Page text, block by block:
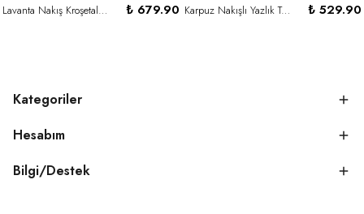
Lavanta Nakış Kroşetalı 3 Parça Tulum Set-EKRU ₺ 679.90 Karpuz Nakışlı Yazlık Tulum - BEYAZ ₺ 529.90
Kategoriler
Hesabım
Bilgi/Destek